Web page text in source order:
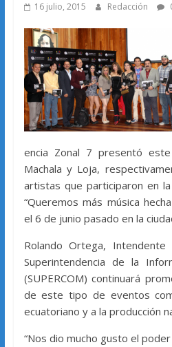
16 julio, 2015 Redacción
encia Zonal 7 presentó
Machala y Loja,
artistas que participaron en la
“Queremos más música
el 6 de junio pasado en la
Rolando Ortega,
Superintendencia de la
(SUPERCOM) continuará
de este tipo de eventos
ecuatoriano y a la producción
“Nos dio mucho gusto el